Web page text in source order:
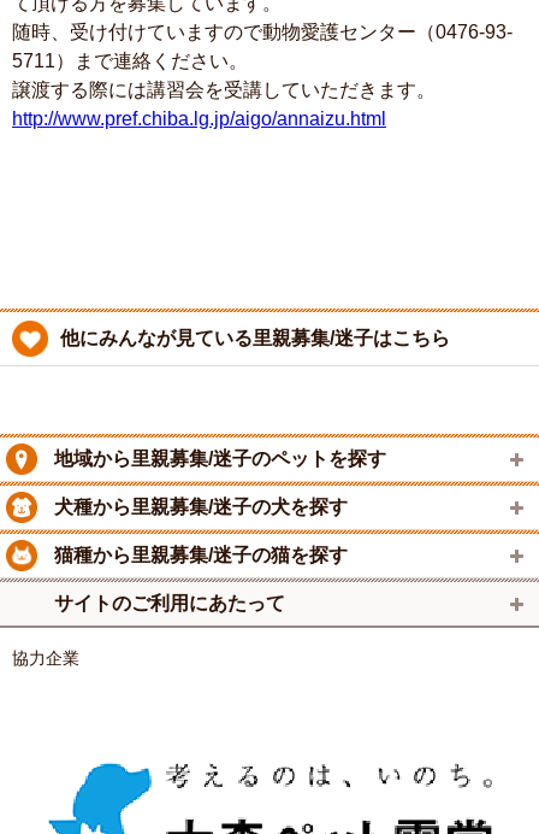
随時、受け付けていますので動物愛護センター（0476-93-
5711）まで連絡ください。
譲渡する際には講習会を受講していただきます。
http://www.pref.chiba.lg.jp/aigo/annaizu.html
他にみんなが見ている里親募集/迷子はこちら
地域から里親募集/迷子のペットを探す
犬種から里親募集/迷子の犬を探す
猫種から里親募集/迷子の猫を探す
サイトのご利用にあたって
協力企業